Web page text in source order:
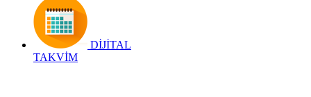
DİJİTAL
TAKVİM